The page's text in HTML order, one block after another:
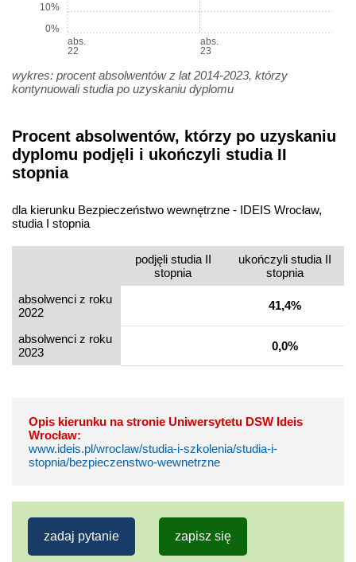
abs.
22
abs.
23
0%
10%
wykres: procent absolwentów z lat 2014-2023, którzy
kontynuowali studia po uzyskaniu dyplomu
Procent absolwentów, którzy po uzyskaniu
dyplomu podjęli i ukończyli studia II
stopnia
dla kierunku Bezpieczeństwo wewnętrzne - IDEIS Wrocław,
studia I stopnia
podjęli studia II
stopnia
ukończyli studia II
stopnia
absolwenci z roku
2022
41,4%
absolwenci z roku
2023
0,0%
Opis kierunku na stronie Uniwersytetu DSW Ideis
Wrocław:
www.ideis.pl/wroclaw/studia-i-szkolenia/studia-i-
stopnia/bezpieczenstwo-wewnetrzne
zadaj pytanie zapisz się